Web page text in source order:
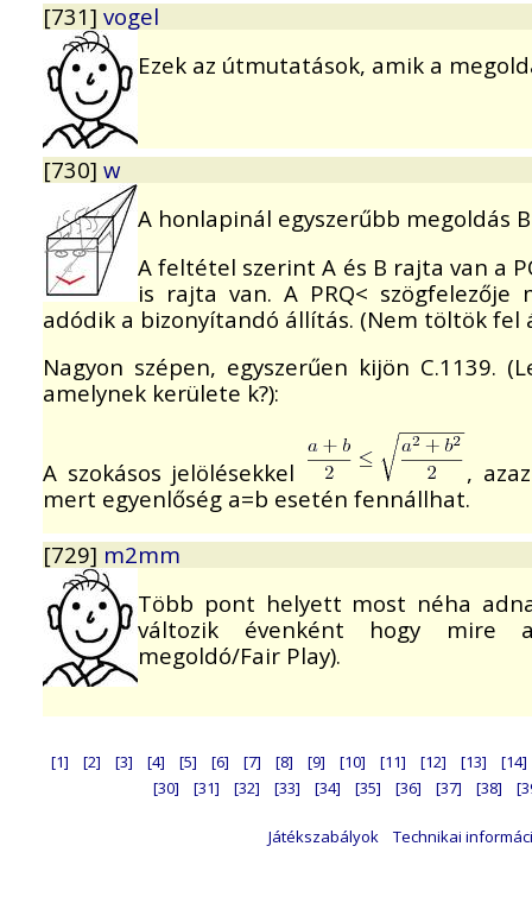
[731] vogel
Ezek az útmutatások, amik a
[730] w
A honlapinál egyszerűbb megoldás
A feltétel szerint A és B rajta van a
is rajta van. A PRQ<
adódik a bizonyítandó állítás. (Nem töltök
Nagyon szépen, egyszerűen kijön C.1139.
amelynek kerülete k?):
A szokásos jelölésekkel
,
mert egyenlőség a=b esetén fennállhat.
[729] m2mm
Több pont helyett most néha
változik évenként hogy mire
megoldó/Fair Play).
[1] [2] [3] [4] [5] [6] [7] [8] [9] [10] [11] [12] [13]
[14]
[30]
[31] [32] [33] [34] [35] [36] [37] [38]
Játékszabályok Technikai